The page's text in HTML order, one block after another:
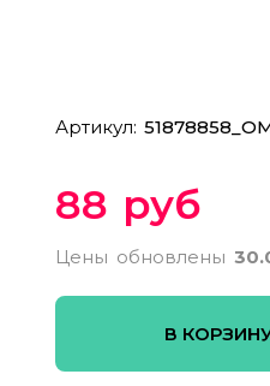
Артикул:
88 руб
Цены обновлены
В